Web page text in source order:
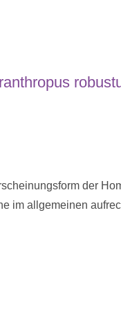
der
im allgemeinen